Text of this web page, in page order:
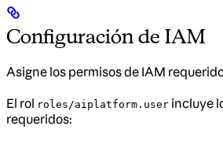
Configuración de IAM
Asigne los permisos de IAM
El rol roles/aiplatform.user incluye
requeridos: